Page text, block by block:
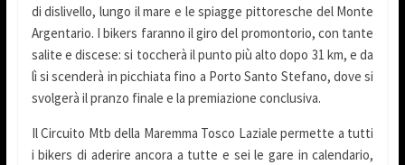
di dislivello, lungo il mare e le spiagge pittoresche del Monte
Argentario. I bikers faranno il giro del promontorio, con tante
salite e discese: si toccherà il punto più alto dopo 31 km, e da
lì si scenderà in picchiata fino a Porto Santo Stefano, dove si
svolgerà il pranzo finale e la premiazione conclusiva.
Il Circuito Mtb della Maremma Tosco Laziale permette a tutti
i bikers di aderire ancora a tutte e sei le gare in calendario,